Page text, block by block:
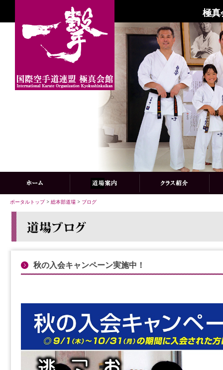
極真
ポータルトップ> 総本部道場 > ブログ
秋の入会キャンペーン実施中！